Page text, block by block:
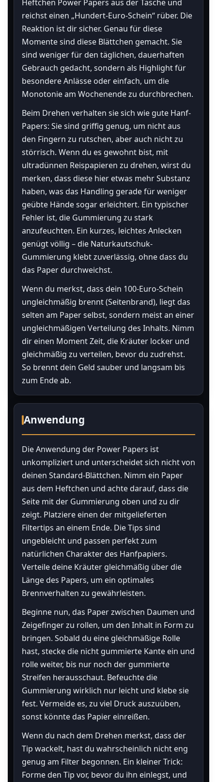
Heftchen Power Papers aus der Tasche und
reichst einen „Hundert-Euro-Schein“ rüber. Die
Reaktion ist dir sicher. Genau für diese
Momente sind diese Blättchen gemacht. Sie
sind weniger für den täglichen, dauerhaften
Gebrauch gedacht, sondern als Highlight für
besondere Anlässe oder einfach, um die
Monotonie am Wochenende zu durchbrechen.
Beim Drehen verhalten sie sich wie gute Hanf-
Papers: Sie sind griffig genug, um nicht aus
den Fingern zu rutschen, aber auch nicht zu
störrisch. Wenn du es gewohnt bist, mit
ultradünnen Reispapieren zu drehen, wirst du
merken, dass diese hier etwas mehr Substanz
haben, was das Handling gerade für weniger
geübte Hände sogar erleichtert. Ein typischer
Fehler ist, die Gummierung zu stark
anzufeuchten. Ein kurzes, leichtes Anlecken
genügt völlig – die Naturkautschuk-
Gummierung klebt zuverlässig, ohne dass du
das Paper durchweichst.
Wenn du merkst, dass dein 100-Euro-Schein
ungleichmäßig brennt (Seitenbrand), liegt das
selten am Paper selbst, sondern meist an einer
ungleichmäßigen Verteilung des Inhalts. Nimm
dir einen Moment Zeit, die Kräuter locker und
gleichmäßig zu verteilen, bevor du zudrehst.
So brennt dein Geld sauber und langsam bis
zum Ende ab.
Anwendung
Die Anwendung der Power Papers ist
unkompliziert und unterscheidet sich nicht von
deinen Standard-Blättchen. Nimm ein Paper
aus dem Heftchen und achte darauf, dass die
Seite mit der Gummierung oben und zu dir
zeigt. Platziere einen der mitgelieferten
Filtertips an einem Ende. Die Tips sind
ungebleicht und passen perfekt zum
natürlichen Charakter des Hanfpapiers.
Verteile deine Kräuter gleichmäßig über die
Länge des Papers, um ein optimales
Brennverhalten zu gewährleisten.
Beginne nun, das Paper zwischen Daumen und
Zeigefinger zu rollen, um den Inhalt in Form zu
bringen. Sobald du eine gleichmäßige Rolle
hast, stecke die nicht gummierte Kante ein und
rolle weiter, bis nur noch der gummierte
Streifen herausschaut. Befeuchte die
Gummierung wirklich nur leicht und klebe sie
fest. Vermeide es, zu viel Druck auszuüben,
sonst könnte das Papier einreißen.
Wenn du nach dem Drehen merkst, dass der
Tip wackelt, hast du wahrscheinlich nicht eng
genug am Filter begonnen. Ein kleiner Trick:
Forme den Tip vor, bevor du ihn einlegst, und